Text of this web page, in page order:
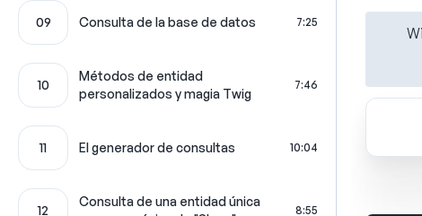
09 Consulta de la base de datos 7:25
10
Métodos de entidad
personalizados y magia Twig
7:46
11 El generador de consultas 10:04
12
Consulta de una entidad única
8:55